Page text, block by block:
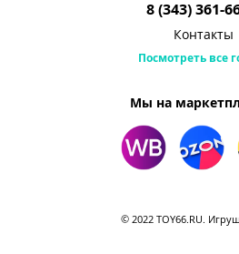
8 (343) 361-
Контакты
Посмотреть все
Мы на
© 2022 TOY66.RU.